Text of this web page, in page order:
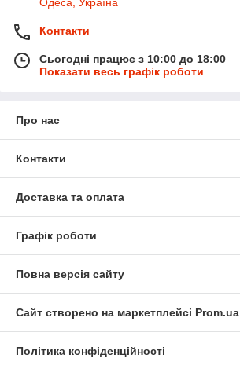
Одеса, Україна
Контакти
Сьогодні працює з 10:00 до 18:00
Показати весь графік роботи
Про нас
Контакти
Доставка та оплата
Графік роботи
Повна версія сайту
Сайт створено на маркетплейсі Prom.ua
Політика конфіденційності